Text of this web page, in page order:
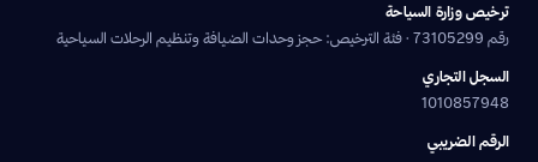
ترخيص وزارة السياحة
رقم 73105299 · فئة الترخيص: حجز وحدات الضيافة وتنظيم الرحلات السياحية
السجل التجاري
1010857948
الرقم الضريبي